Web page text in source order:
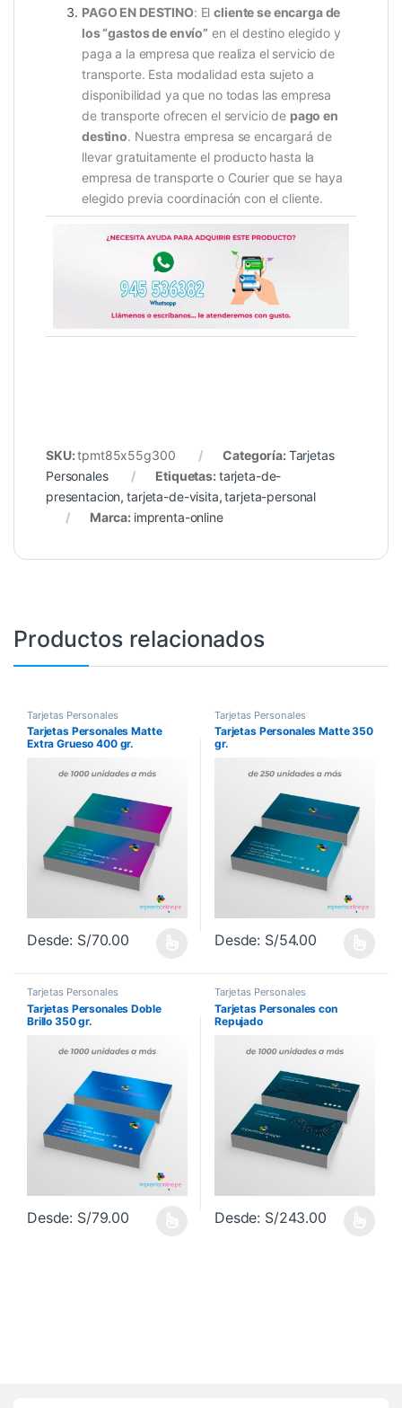
PAGO EN DESTINO: Elcliente se encarga de
los “gastos de envío” en el destino elegido y
paga a la empresa que realiza el servicio de
transporte. Esta modalidad esta sujeto a
disponibilidad ya que no todas las empresa
de transporte ofrecen el servicio de pago en
destino. Nuestra empresa se encargará de
llevar gratuitamente el producto hasta la
empresa de transporte o Courier que se haya
elegido previa coordinación con el cliente.
SKU:tpmt85x55g300 Categoría: Tarjetas
Personales
Etiquetas: tarjeta-de-
presentacion,tarjeta-de-visita,tarjeta-personal
Marca: imprenta-online
Productos relacionados
Tarjetas Personales
Tarjetas Personales Matte
Extra Grueso 400 gr.
Desde: S/70.00
Tarjetas Personales
Tarjetas Personales Matte 350
gr.
Desde: S/54.00
Tarjetas Personales
Tarjetas Personales Doble
Brillo 350 gr.
Desde: S/79.00
Tarjetas Personales
Tarjetas Personales con
Repujado
Desde: S/243.00